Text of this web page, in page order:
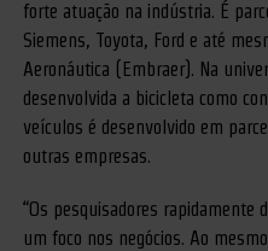
forte atuação na indústria. É
Siemens, Toyota, Ford e até
Aeronáutica (Embraer). Na
desenvolvida a bicicleta como
veículos é desenvolvido em
outras empresas.
“Os pesquisadores rapidamente
um foco nos negócios. Ao